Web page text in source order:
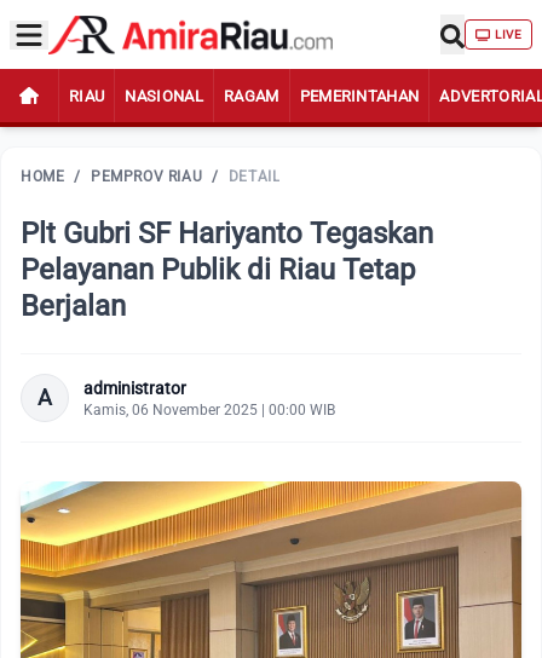
LIVE
RIAU NASIONAL RAGAM PEMERINTAHAN
HOME / PEMPROV RIAU / DETAIL
Plt Gubri SF Hariyanto Tegaskan
Pelayanan Publik di Riau Tetap
Berjalan
A administrator
Kamis, 06 November 2025 | 00:00 WIB